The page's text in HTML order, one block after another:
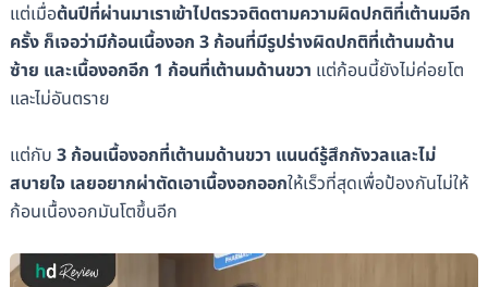
แต่เมื่อต้นปีที่ผ่านมาเราเข้าไปตรวจติดตามความผิดปกติที่เต้านมอีก
ครั้ง ก็เจอว่ามีก้อนเนื้องอก 3 ก้อนที่มีรูปร่างผิดปกติที่เต้านมด้าน
ซ้าย และเนื้องอกอีก 1 ก้อนที่เต้านมด้านขวา แต่ก้อนนี้ยังไม่ค่อยโต
และไม่อันตราย
แต่กับ 3 ก้อนเนื้องอกที่เต้านมด้านขวา แนนด์รู้สึกกังวลและไม่
สบายใจ เลยอยากผ่าตัดเอาเนื้องอกออกให้เร็วที่สุดเพื่อป้องกันไม่ให้
ก้อนเนื้องอกมันโตขึ้นอีก